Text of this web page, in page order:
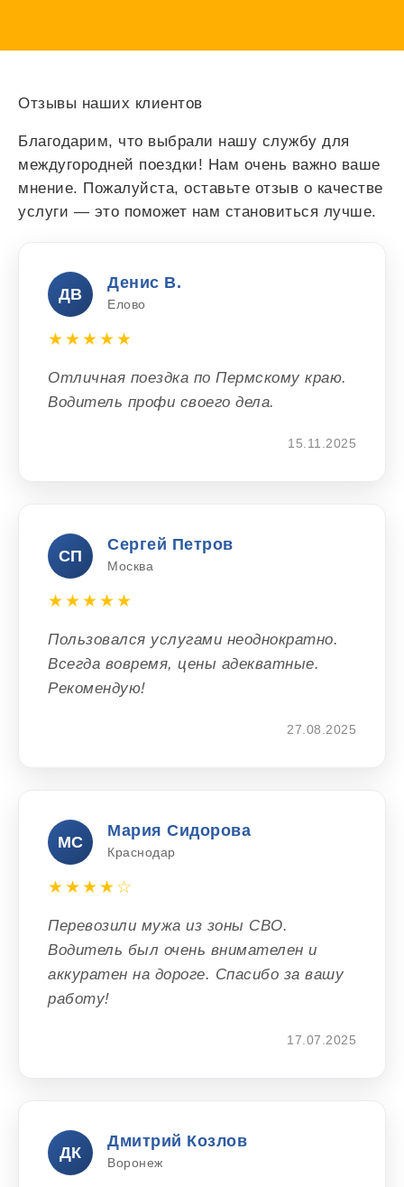
Отзывы наших клиентов
Благодарим, что выбрали нашу службу для
междугородней поездки! Нам очень важно ваше
мнение. Пожалуйста, оставьте отзыв о качестве
услуги — это поможет нам становиться лучше.
ДВ
Денис В.
Елово
★★★★★
Отличная поездка по Пермскому краю.
Водитель профи своего дела.
15.11.2025
СП
Сергей Петров
Москва
★★★★★
Пользовался услугами неоднократно.
Всегда вовремя, цены адекватные.
Рекомендую!
27.08.2025
МС
Мария Сидорова
Краснодар
★★★★☆
Перевозили мужа из зоны СВО.
Водитель был очень внимателен и
аккуратен на дороге. Спасибо за вашу
работу!
17.07.2025
ДК
Дмитрий Козлов
Воронеж